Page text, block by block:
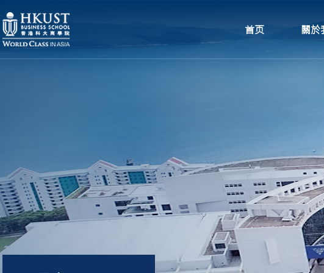
首页
關於